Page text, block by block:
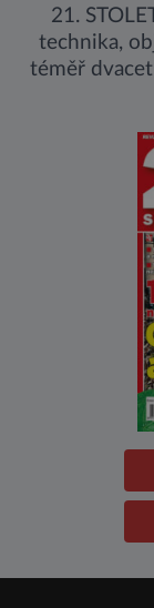
21.
technika,
téměř